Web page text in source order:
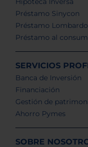
Préstamo Sinycon
Préstamo Lombardo
Préstamo al
SERVICIOS
Banca de Inversión
Financiación
Gestión de
Ahorro Pymes
SOBRE